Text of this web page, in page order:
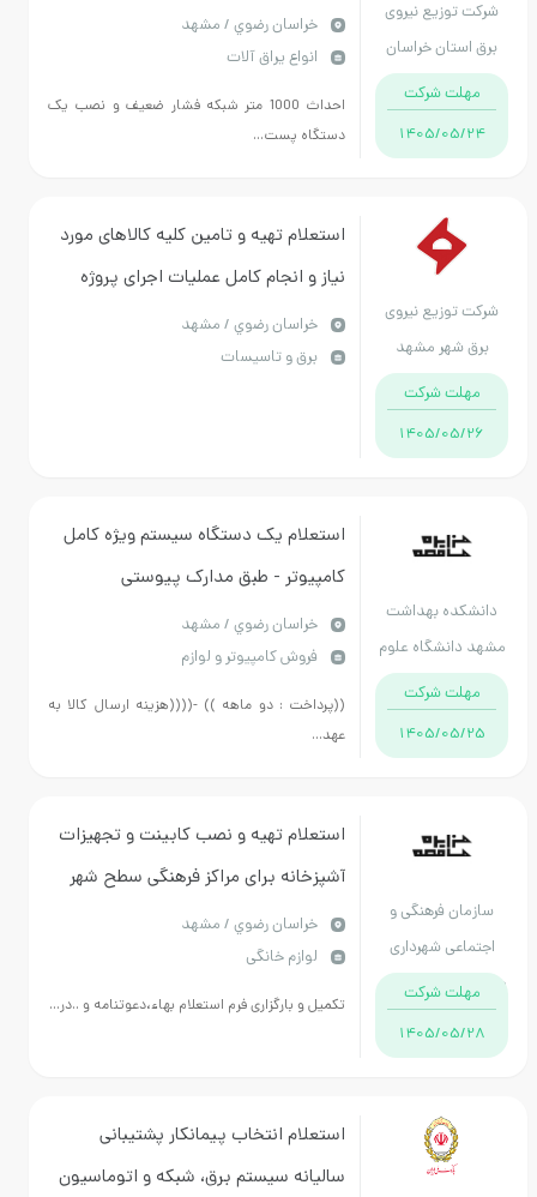
توزیع نیروی
استان خراسان
رضوی
مهلت شرکت
1405/05/24
تامین برق بخشی از مسکن ملی شهرستان
جغتای ازمحل اعتبارات طرح تملک
دارائیهای سرمایه ای سال 1404
خراسان رضوي / مشهد
انواع یراق آلات
احداث 1000 متر شبکه فشار ضعیف و نصب یک
دستگاه پست...
توزیع نیروی
برق شهر مشهد
مهلت شرکت
1405/05/26
استعلام تهیه و تامین کلیه کالاهای مورد
نیاز و انجام کامل عملیات اجرای پروژه
اصلاح و بازسازی به منظور تبدیل
ساختمان پست ناظر به ساختمان
مهمانسرا
خراسان رضوي / مشهد
برق و تاسیسات
بهداشت
دانشگاه علوم
پزشکی مشهد
مهلت شرکت
1405/05/25
استعلام یک دستگاه سیستم ویژه کامل
کامپیوتر - طبق مدارک پیوستی
خراسان رضوي / مشهد
فروش کامپیوتر و لوازم
((پرداخت : دو ماهه )) -((((هزینه ارسال کالا به
فرهنگی و
شهرداری
استان خراسان
مهلت شرکت
1405/05/28
استعلام تهیه و نصب کابینت و تجهیزات
آشپزخانه برای مراکز فرهنگی سطح شهر
طبق مفاد استعلام بهاء پیوست
خراسان رضوي / مشهد
لوازم خانگی
تکمیل و بارگزاری فرم استعلام بهاء،دعوتنامه و ..در...
استعلام انتخاب پیمانکار پشتیبانی
سالیانه سیستم برق، شبکه و اتوماسیون